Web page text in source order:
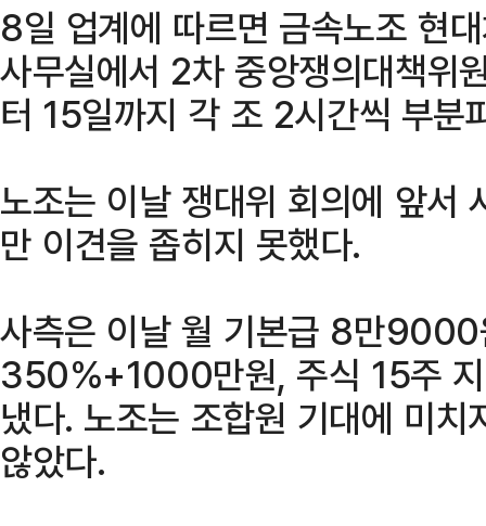
8일 업계에 따르면 금속노조 현
사무실에서 2차 중앙쟁의대책위
터 15일까지 각 조 2시간씩 부분
노조는 이날 쟁대위 회의에 앞서
만 이견을 좁히지 못했다.
사측은 이날 월 기본급 8만9000
350%+1000만원, 주식 15주
냈다. 노조는 조합원 기대에 미
않았다.